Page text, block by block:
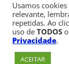
Usamos
relevante,
repetidas. Ao
uso de TODOS
Privacidade.
ACEITAR